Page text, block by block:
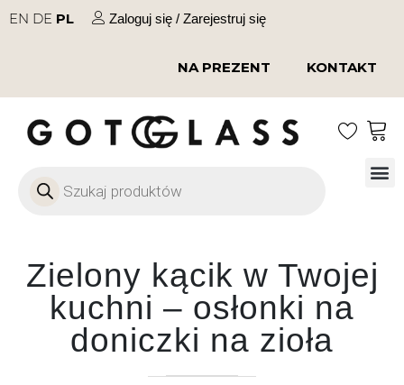
EN DE PL Zaloguj się / Zarejestruj się
NA PREZENT KONTAKT
Zielony kącik w Twojej
kuchni – osłonki na
doniczki na zioła